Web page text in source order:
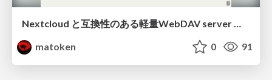
Nextcloud と互換性のある軽量WebDAV server のKaraDAV を試す
matoken
0 91